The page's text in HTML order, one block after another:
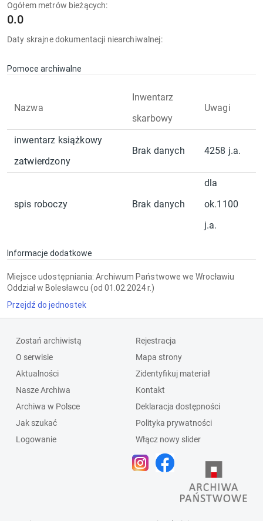
Ogółem metrów bieżących:
0.0
Daty skrajne dokumentacji niearchiwalnej:
Pomoce archiwalne
Nazwa
Inwentarz
skarbowy
Uwagi
inwentarz książkowy
zatwierdzony
Brak danych 4258 j.a.
spis roboczy Brak danych
dla
ok.1100
j.a.
Informacje dodatkowe
Miejsce udostępniania: Archiwum Państwowe we Wrocławiu
Oddział w Bolesławcu (od 01.02.2024 r.)
Przejdź do jednostek
Zostań archiwistą
O serwisie
Aktualności
Nasze Archiwa
Archiwa w Polsce
Jak szukać
Logowanie
Rejestracja
Mapa strony
Zidentyfikuj materiał
Kontakt
Deklaracja dostępności
Polityka prywatności
Włącz nowy slider